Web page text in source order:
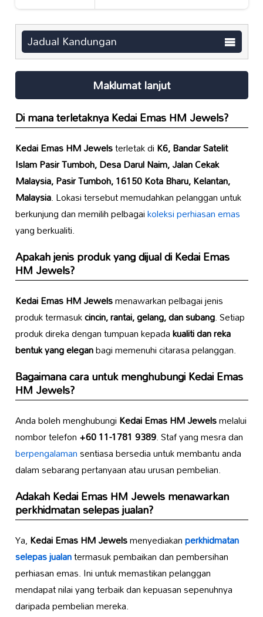
Jadual Kandungan
Maklumat lanjut
Di mana terletaknyaKedai Emas HM Jewels?
Kedai Emas HM Jewelsterletak diK6, Bandar Satelit
Islam Pasir Tumboh, Desa Darul Naim, Jalan Cekak
Malaysia, Pasir Tumboh, 16150 Kota Bharu, Kelantan,
Malaysia. Lokasi tersebut memudahkan pelanggan untuk
berkunjung dan memilih pelbagaikoleksi perhiasan emas
yang berkualiti.
Apakah jenis produk yang dijual diKedai Emas
HM Jewels?
Kedai Emas HM Jewelsmenawarkan pelbagai jenis
produk termasukcincin, rantai, gelang, dan subang. Setiap
produk direka dengan tumpuan kepadakualiti dan reka
bentuk yang eleganbagi memenuhi citarasa pelanggan.
Bagaimana cara untuk menghubungiKedai Emas
HM Jewels?
Anda boleh menghubungiKedai Emas HM Jewelsmelalui
nombor telefon+60 11-1781 9389. Staf yang mesra dan
berpengalamansentiasa bersedia untuk membantu anda
dalam sebarang pertanyaan atau urusan pembelian.
AdakahKedai Emas HM Jewelsmenawarkan
perkhidmatan selepas jualan?
Ya,Kedai Emas HM Jewelsmenyediakanperkhidmatan
selepas jualantermasuk pembaikan dan pembersihan
perhiasan emas. Ini untuk memastikan pelanggan
mendapat nilai yang terbaik dan kepuasan sepenuhnya
daripada pembelian mereka.